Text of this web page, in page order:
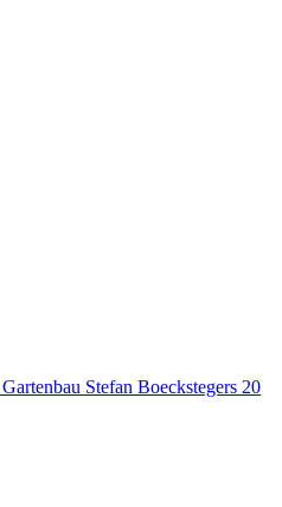
Gartenbau Stefan Boeckstegers 20